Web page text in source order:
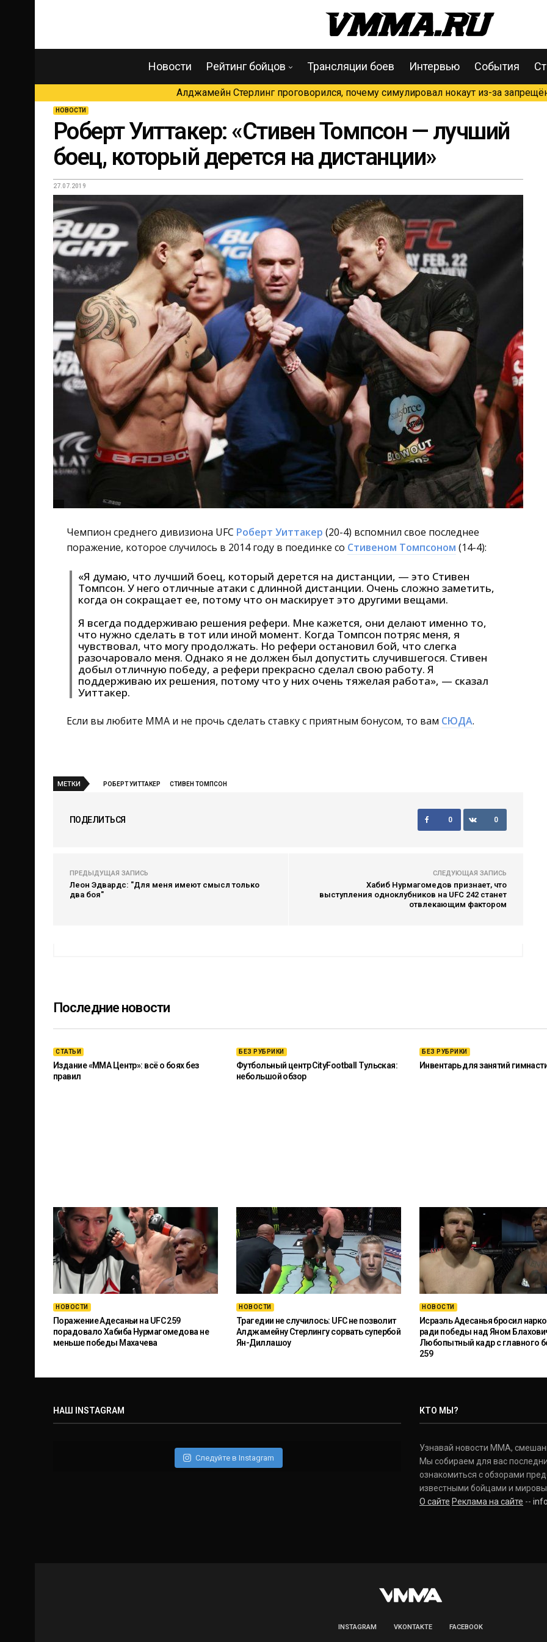
Новости Рейтинг бойцов Трансляции боев Интервью События
Алджамейн Стерлинг проговорился, почему симулировал нокаут из-за
НОВОСТИ
Роберт Уиттакер: «Стивен Томпсон — лучший
боец, который дерется на дистанции»
27.07.2019
Чемпион среднего дивизиона UFC Роберт Уиттакер (20-4) вспомнил свое последнее
поражение, которое случилось в 2014 году в поединке со Стивеном Томпсоном (14-4):
«Я думаю, что лучший боец, который дерется на дистанции, — это Стивен
Томпсон. У него отличные атаки с длинной дистанции. Очень сложно заметить,
когда он сокращает ее, потому что он маскирует это другими вещами.
Я всегда поддерживаю решения рефери. Мне кажется, они делают именно то,
что нужно сделать в тот или иной момент. Когда Томпсон потряс меня, я
чувствовал, что могу продолжать. Но рефери остановил бой, что слегка
разочаровало меня. Однако я не должен был допустить случившегося. Стивен
добыл отличную победу, а рефери прекрасно сделал свою работу. Я
поддерживаю их решения, потому что у них очень тяжелая работа», — сказал
Уиттакер.
Если вы любите ММА и не прочь сделать ставку с приятным бонусом, то вам СЮДА.
МЕТКИ РОБЕРТ УИТТАКЕР СТИВЕН ТОМПСОН
ПОДЕЛИТЬСЯ 0 0
ПРЕДЫДУЩАЯ ЗАПИСЬ
Леон Эдвардс: "Для меня имеют смысл только
два боя"
СЛЕДУЮЩАЯ ЗАПИСЬ
Хабиб Нурмагомедов признает, что
выступления одноклубников на UFC 242 станет
отвлекающим фактором
Последние новости
СТАТЬИ
Издание «ММА Центр»: всё о боях без
правил
БЕЗ РУБРИКИ
Футбольный центр CityFootball Тульская:
небольшой обзор
БЕЗ РУБРИКИ
Инвентарь для занятий
НОВОСТИ
Поражение Адесаньи на UFC 259
порадовало Хабиба Нурмагомедова не
меньше победы Махачева
НОВОСТИ
Трагедии не случилось: UFC не позволит
Алджамейну Стерлингу сорвать супербой
Ян-Диллашоу
НОВОСТИ
Исраэль Адесанья бросил
ради победы над Яном
Любопытный кадр с главного
259
НАШ INSTAGRAM
Следуйте в Instagram
КТО МЫ?
Узнавай новости ММА,
Мы собираем для вас
ознакомиться с обзорами
известными бойцами и
О сайте Реклама на сайте --
INSTAGRAM VKONTAKTE FACEBOOK